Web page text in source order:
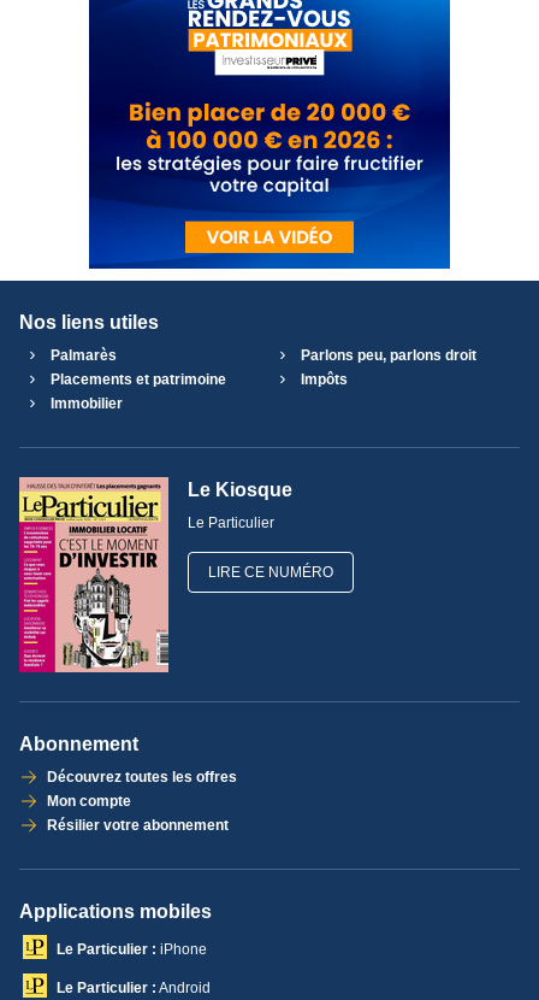
Nos liens utiles
Palmarès
Parlons peu, parlons droit
Placements et patrimoine
Impôts
Immobilier
Le Kiosque
Le Particulier
LIRE CE NUMÉRO
Abonnement
Découvrez toutes les offres
Mon compte
Résilier votre abonnement
Applications mobiles
Le Particulier : iPhone
Le Particulier : Android